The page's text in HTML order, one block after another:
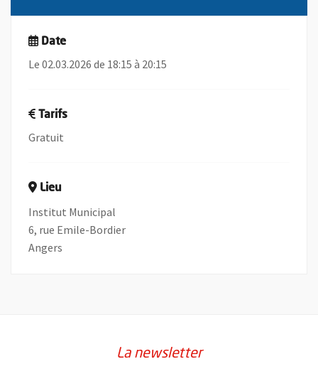
Date
Le 02.03.2026 de 18:15 à 20:15
Tarifs
Gratuit
Lieu
Institut Municipal
6, rue Emile-Bordier
Angers
La newsletter